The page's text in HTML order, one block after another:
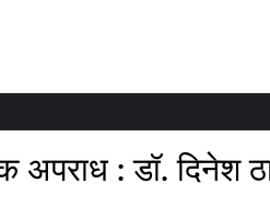
अपराध : डॉ. दिनेश